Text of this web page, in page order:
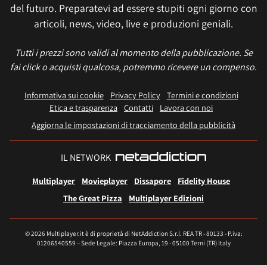
del futuro. Preparatevi ad essere stupiti ogni giorno con
articoli, news, video, live e produzioni geniali.
Tutti i prezzi sono validi al momento della pubblicazione. Se
fai click o acquisti qualcosa, potremmo ricevere un compenso.
Informativa sui cookie Privacy Policy
Termini e condizioni
Etica e trasparenza Contatti
Lavora con noi
Aggiorna le impostazioni di tracciamento della pubblicità
IL NETWORK
Multiplayer Movieplayer Dissapore
Fidelity House
The Great Pizza
Multiplayer Edizioni
© 2026 Multiplayer.it è di proprietà di NetAddiction S.r.l. REA TR - 80133 - P.iva:
01206540559 – Sede Legale: Piazza Europa, 19 - 05100 Terni (TR) Italy